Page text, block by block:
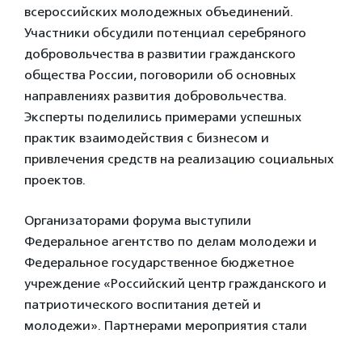
всероссийских молодежных объединений.
Участники обсудили потенциал серебряного
добровольчества в развитии гражданского
общества России, поговорили об основных
направлениях развития добровольчества.
Эксперты поделились примерами успешных
практик взаимодействия с бизнесом и
привлечения средств на реализацию социальных
проектов.
Организаторами форума выступили
Федеральное агентство по делам молодежи и
Федеральное государственное бюджетное
учреждение «Российский центр гражданского и
патриотического воспитания детей и
молодежи». Партнерами мероприятия стали